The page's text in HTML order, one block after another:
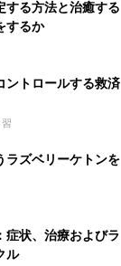
する方法と治癒する
するか
ントロールする救済
ラズベリーケトンを
症状、治療およびラ
ル